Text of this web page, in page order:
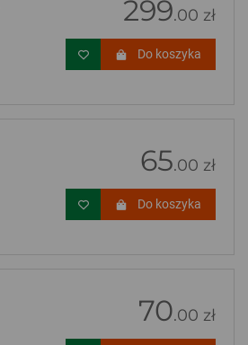
299.00 zł
Do koszyka
65.00 zł
Do koszyka
70.00 zł